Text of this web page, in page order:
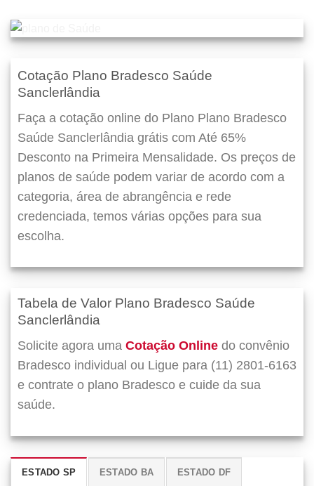
Cotação Plano Bradesco Saúde
Sanclerlândia
Faça a cotação online do Plano Plano Bradesco
Saúde Sanclerlândia grátis com Até 65%
Desconto na Primeira Mensalidade. Os preços de
planos de saúde podem variar de acordo com a
categoria, área de abrangência e rede
credenciada, temos várias opções para sua
escolha.
Tabela de Valor Plano Bradesco Saúde
Sanclerlândia
Solicite agora uma Cotação Online do convênio
Bradesco individual ou Ligue para (11) 2801-6163
e contrate o plano Bradesco e cuide da sua
saúde.
ESTADO SP ESTADO BA ESTADO DF